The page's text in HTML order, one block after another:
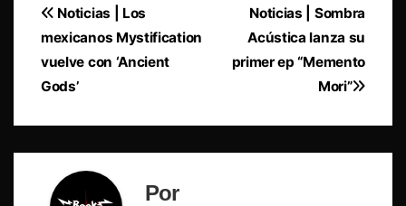
Navegación
de
entradas
Noticias | Sombra
Acústica lanza su
primer ep “Memento
Mori”
Noticias | Los
mexicanos Mystification
vuelve con ‘Ancient
Gods’
Por